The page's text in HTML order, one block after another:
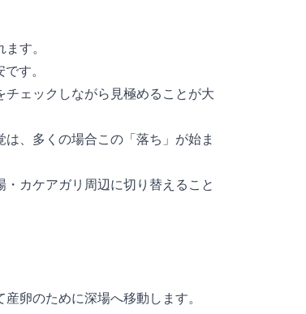
す。
です。
ェックしながら見極めることが大
、多くの場合この「落ち」が始ま
カケアガリ周辺に切り替えること
卵のために深場へ移動します。